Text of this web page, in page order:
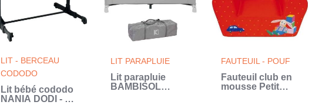
LIT - BERCEAU
CODODO
Lit bébé cododo
NANIA DODI - Lit
LIT PARAPLUIE
Lit parapluie
BAMBISOL
FAUTEUIL - POUF
Fauteuil club en
mousse Petit